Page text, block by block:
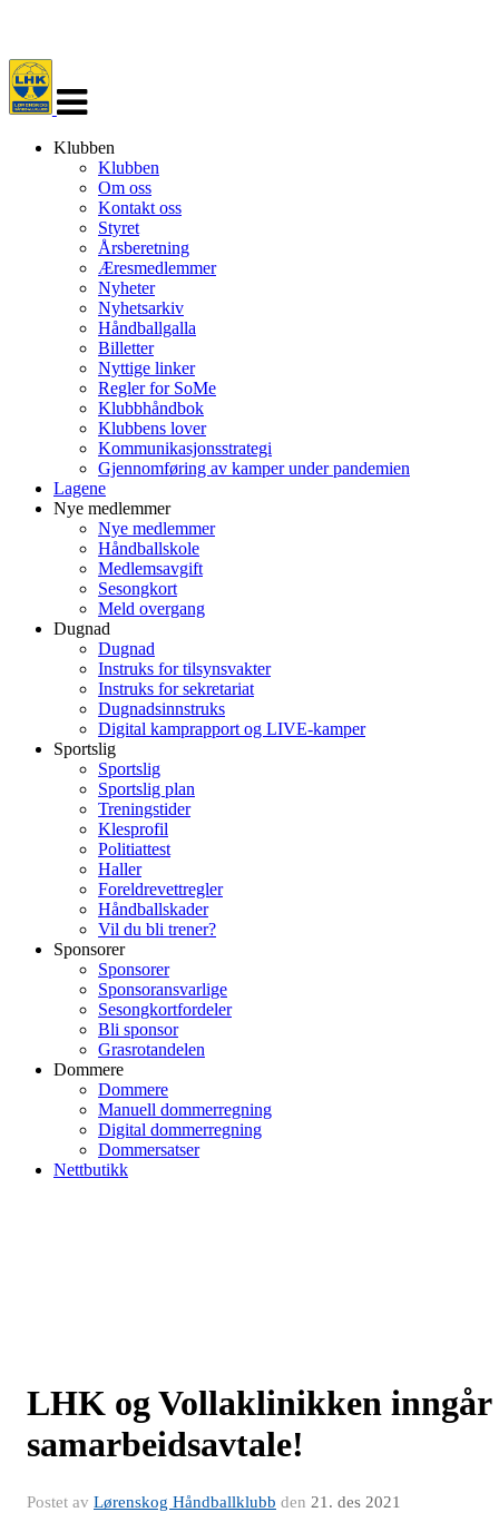
navigasjon
Klubben
Klubben
Om oss
Kontakt oss
Styret
Årsberetning
Æresmedlemmer
Nyheter
Nyhetsarkiv
Håndballgalla
Billetter
Nyttige linker
Regler for SoMe
Klubbhåndbok
Klubbens lover
Kommunikasjonsstrategi
Gjennomføring av kamper under pandemien
Lagene
Nye medlemmer
Nye medlemmer
Håndballskole
Medlemsavgift
Sesongkort
Meld overgang
Dugnad
Dugnad
Instruks for tilsynsvakter
Instruks for sekretariat
Dugnadsinnstruks
Digital kamprapport og LIVE-kamper
Sportslig
Sportslig
Sportslig plan
Treningstider
Klesprofil
Politiattest
Haller
Foreldrevettregler
Håndballskader
Vil du bli trener?
Sponsorer
Sponsorer
Sponsoransvarlige
Sesongkortfordeler
Bli sponsor
Grasrotandelen
Dommere
Dommere
Manuell dommerregning
Digital dommerregning
Dommersatser
Nettbutikk
LHK og Vollaklinikken inngår
samarbeidsavtale!
Postet av Lørenskog Håndballklubb den 21. des 2021